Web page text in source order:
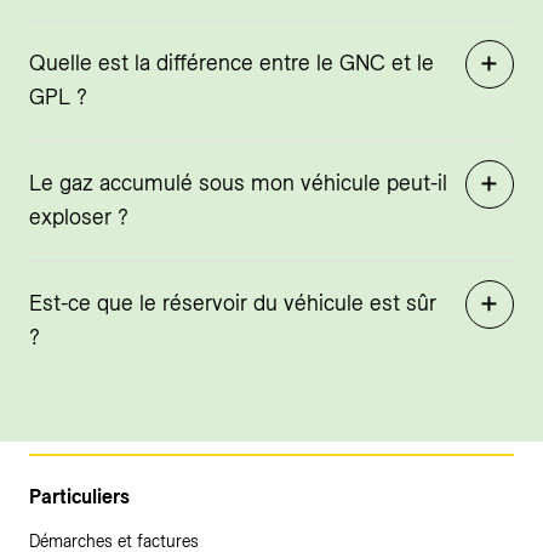
Quelle est la différence entre le GNC et le
GPL ?
Le gaz accumulé sous mon véhicule peut-il
exploser ?
Est-ce que le réservoir du véhicule est sûr
?
Particuliers
Démarches et factures